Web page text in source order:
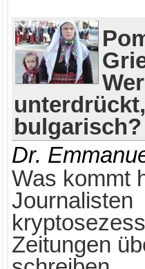
bulgarisch?
Dr.
Was kommt
Journalisten
Zeitungen